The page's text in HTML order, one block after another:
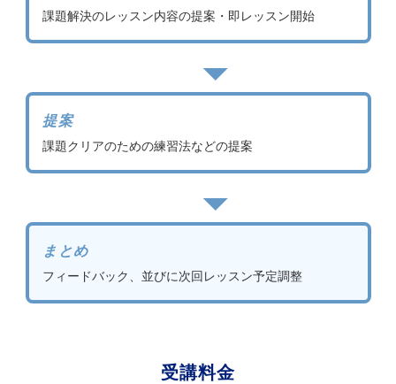
課題解決のレッスン内容の提案・即レッスン開始
提案
課題クリアのための練習法などの提案
まとめ
フィードバック、並びに次回レッスン予定調整
受講料金